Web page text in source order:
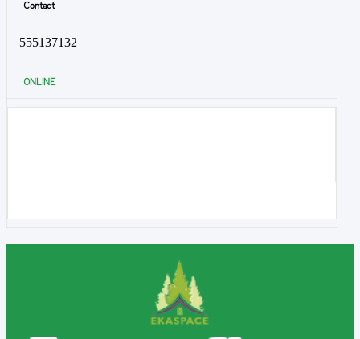
Contact
555137132
ONLINE